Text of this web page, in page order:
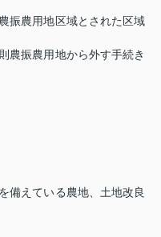
振農用地区域とされた区域
農振農用地から外す手続き
備えている農地、土地改良